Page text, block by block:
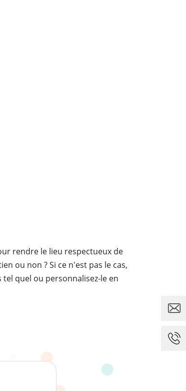
rendre le lieu respectueux de
ou non ? Si ce n'est pas le cas,
quel ou personnalisez-le en